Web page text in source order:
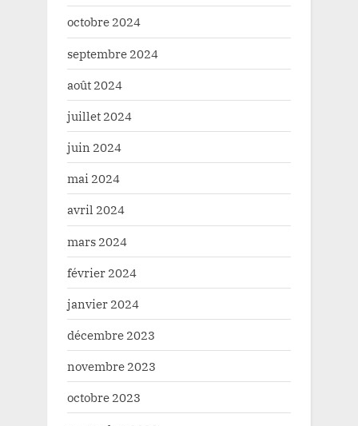
octobre 2024
septembre 2024
août 2024
juillet 2024
juin 2024
mai 2024
avril 2024
mars 2024
février 2024
janvier 2024
décembre 2023
novembre 2023
octobre 2023